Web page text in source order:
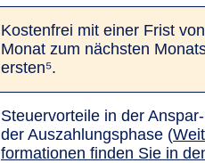
Kostenfrei mit einer Frist
Monat zum nächsten
ersten⁵.
Steuer­vor­tei­le in der
der Aus­zah­lungs­phase (
for­ma­tio­nen finden Sie in